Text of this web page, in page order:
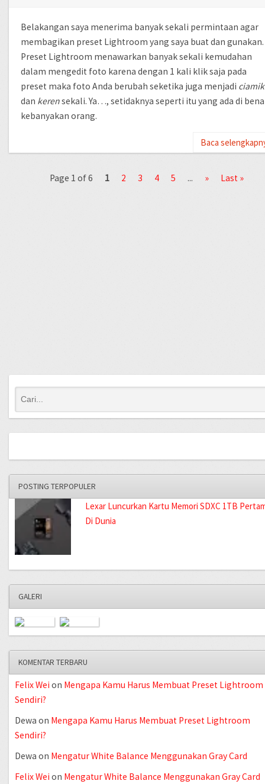
Belakangan saya menerima banyak sekali permintaan agar
membagikan preset Lightroom yang saya buat dan gunakan.
Preset Lightroom menawarkan banyak sekali kemudahan
dalam mengedit foto karena dengan 1 kali klik saja pada
preset maka foto Anda berubah seketika juga menjadi ciamik
dan kerensekali. Ya…, setidaknya seperti itu yang ada di
kebanyakan orang.
Baca
Page 1 of 6 1 2 3 4 5 ... » Last »
POSTING TERPOPULER
Lexar Luncurkan Kartu Memori SDXC 1TB
Di Dunia
GALERI
KOMENTAR TERBARU
Felix Wei on Mengapa Kamu Harus Membuat Preset Lightroom
Sendiri?
Dewa on Mengapa Kamu Harus Membuat Preset Lightroom
Sendiri?
Dewa on Mengatur White Balance Menggunakan Gray Card
Felix Wei on Mengatur White Balance Menggunakan Gray Card